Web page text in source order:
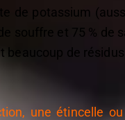
de potassium
souffre et 75 % de
beaucoup de
une étincelle